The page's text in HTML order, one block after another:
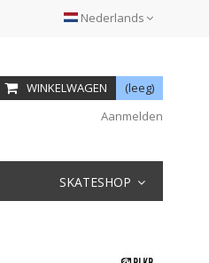
Nederlands
WINKELWAGEN
(leeg)
Aanmelden
SKATESHOP